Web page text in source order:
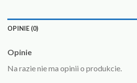
OPINIE (0)
Opinie
Na razie nie ma opinii o produkcie.